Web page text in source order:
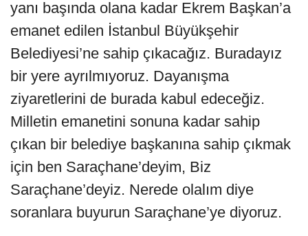
yanı başında olana kadar Ekrem Başkan’a
emanet edilen İstanbul Büyükşehir
Belediyesi’ne sahip çıkacağız. Buradayız
bir yere ayrılmıyoruz. Dayanışma
ziyaretlerini de burada kabul edeceğiz.
Milletin emanetini sonuna kadar sahip
çıkan bir belediye başkanına sahip çıkmak
için ben Saraçhane’deyim, Biz
Saraçhane’deyiz. Nerede olalım diye
soranlara buyurun Saraçhane’ye diyoruz.